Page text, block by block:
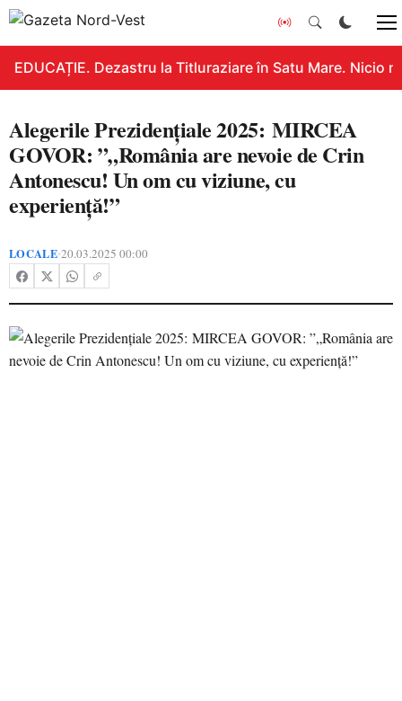
EDUCAȚIE. Dezastru la Titluraziare în Satu Mare. Nicio
Alegerile Prezidențiale 2025: MIRCEA
GOVOR: ”„România are nevoie de Crin
Antonescu! Un om cu viziune, cu
experiență!”
LOCALE•20.03.2025 00:00